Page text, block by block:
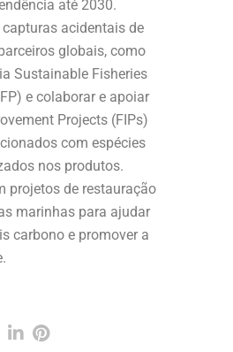
até 2030.
acidentais de
globais, como
Sustainable Fisheries
e colaborar e apoiar
Projects (FIPs)
com espécies
nos produtos.
projetos de restauração
marinhas para ajudar
carbono e promover a